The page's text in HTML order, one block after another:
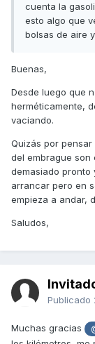
cuenta la
esto algo que
bolsas de aire
Buenas,
Desde luego que
herméticamente,
vaciando.
Quizás por
del embrague son
demasiado pronto
arrancar pero en
empieza a andar,
Saludos,
Publicado
Muchas gracias